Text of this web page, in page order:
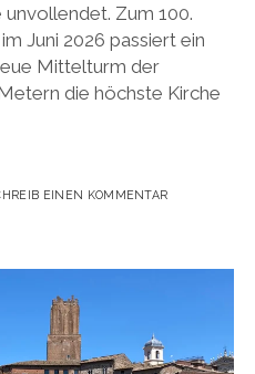
unvollendet. Zum 100.
Juni 2026 passiert ein
Mittelturm der
die höchste Kirche
EINEN KOMMENTAR